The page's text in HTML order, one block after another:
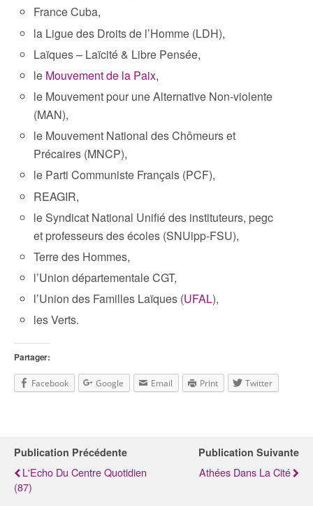
France Cuba,
la Ligue des Droits de l’Homme (LDH),
Laïques– Laïcité & Libre Pensée,
le Mouvement de la Paix,
le Mouvement pour une Alternative Non-violente
(MAN),
le Mouvement National des Chômeurs et
Précaires (MNCP),
le Parti Communiste Français (PCF),
REAGIR,
le Syndicat National Unifié des instituteurs, pegc
et professeurs des écoles (SNUipp-FSU),
Terre des Hommes,
l’Union départementale CGT,
l’Union des Familles Laïques (UFAL),
les Verts.
Partager:
Facebook Google Email Print Twitter
Publication Précédente
L'Echo Du Centre Quotidien
(87)
Publication Suivante
Athées Dans La Cité